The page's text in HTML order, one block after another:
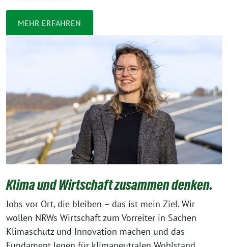
MEHR ERFAHREN
Klima und Wirtschaft zusammen denken.
Jobs vor Ort, die bleiben – das ist mein Ziel. Wir
wollen NRWs Wirtschaft zum Vorreiter in Sachen
Klimaschutz und Innovation machen und das